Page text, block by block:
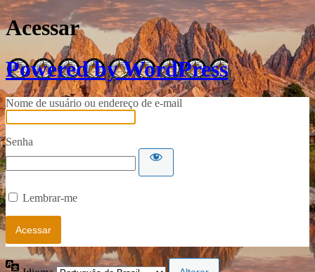
Acessar
Powered by WordPress
Nome de usuário ou endereço de e-mail
Senha
Lembrar-me